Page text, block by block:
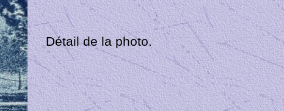
Détail de la photo.